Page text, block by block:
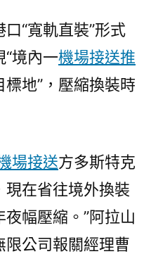
“寬軌直裝”形式
“境內一機場接送推
地”，壓縮換裝時
場接送方多斯特克
現在省往境外換裝
幅壓縮。”阿拉山
限公司報關經理曹